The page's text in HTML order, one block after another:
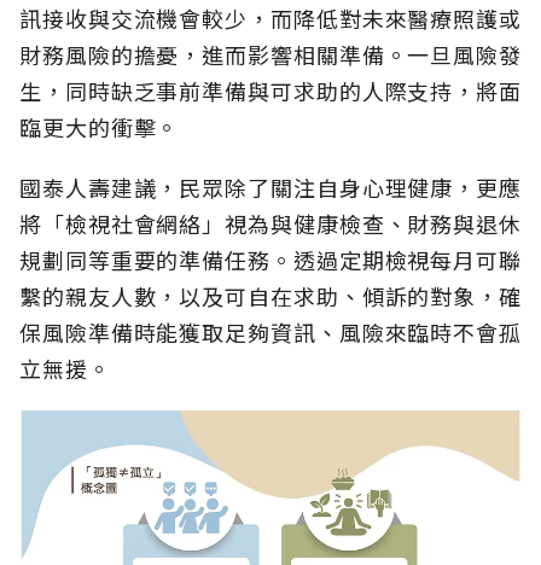
訊接收與交流機會較少，而降低對未來醫療照護或
財務風險的擔憂，進而影響相關準備。一旦風險發
生，同時缺乏事前準備與可求助的人際支持，將面
臨更大的衝擊。
國泰人壽建議，民眾除了關注自身心理健康，更應
將「檢視社會網絡」視為與健康檢查、財務與退休
規劃同等重要的準備任務。透過定期檢視每月可聯
繫的親友人數，以及可自在求助、傾訴的對象，確
保風險準備時能獲取足夠資訊、風險來臨時不會孤
立無援。